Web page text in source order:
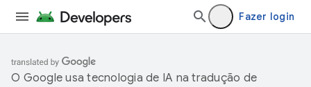
Fazer login
O Google usa tecnologia de IA na tradução de